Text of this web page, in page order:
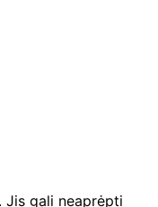
Jis gali neaprėpti